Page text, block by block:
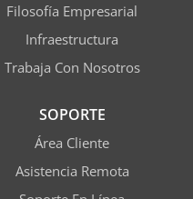
Filosofía Empresarial
Infraestructura
Trabaja Con Nosotros
SOPORTE
Área Cliente
Asistencia Remota